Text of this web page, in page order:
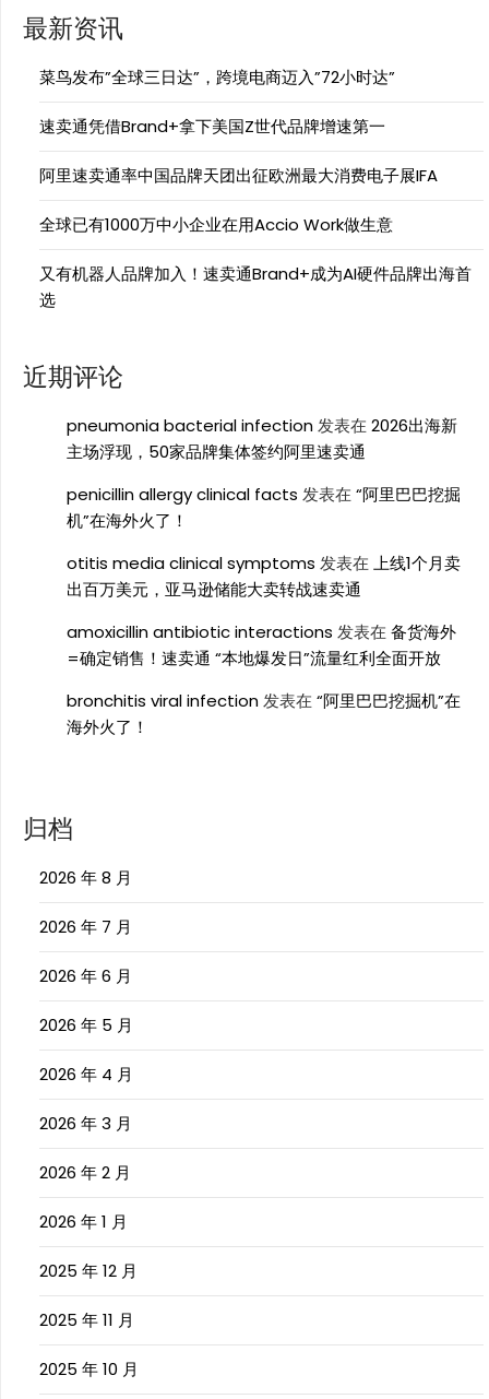
最新资讯
菜鸟发布”全球三日达”，跨境电商迈入”72小时达”
速卖通凭借Brand+拿下美国Z世代品牌增速第一
阿里速卖通率中国品牌天团出征欧洲最大消费电子展IFA
全球已有1000万中小企业在用Accio Work做生意
又有机器人品牌加入！速卖通Brand+成为AI硬件品牌出海首
选
近期评论
pneumonia bacterial infection发表在 2026出海新
主场浮现，50家品牌集体签约阿里速卖通
penicillin allergy clinical facts 发表在 “阿里巴巴挖掘
机”在海外火了！
otitis media clinical symptoms 发表在 上线1个月卖
出百万美元，亚马逊储能大卖转战速卖通
amoxicillin antibiotic interactions 发表在 备货海外
=确定销售！速卖通 “本地爆发日”流量红利全面开放
bronchitis viral infection发表在 “阿里巴巴挖掘机”在
海外火了！
归档
2026 年 8 月
2026 年 7 月
2026 年 6 月
2026 年 5 月
2026 年 4 月
2026 年 3 月
2026 年 2 月
2026 年 1 月
2025 年 12 月
2025 年 11 月
2025 年 10 月